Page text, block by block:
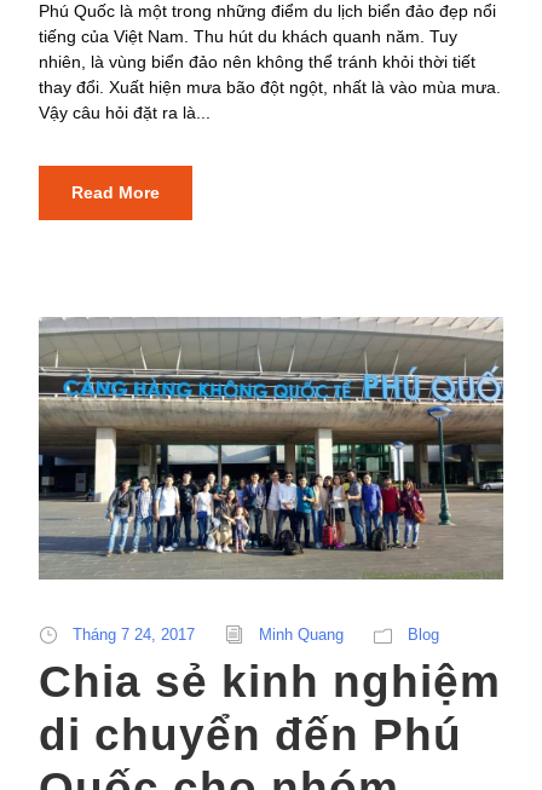
Phú Quốc là một trong những điểm du lịch biển đảo đẹp nổi
tiếng của Việt Nam. Thu hút du khách quanh năm. Tuy
nhiên, là vùng biển đảo nên không thể tránh khỏi thời tiết
thay đổi. Xuất hiện mưa bão đột ngột, nhất là vào mùa mưa.
Vậy câu hỏi đặt ra là...
Read More
Tháng 7 24, 2017 Minh Quang Blog
Chia sẻ kinh nghiệm
di chuyển đến Phú